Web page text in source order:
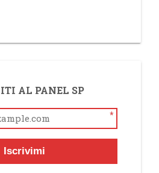
AL PANEL SP
*
Iscrivimi